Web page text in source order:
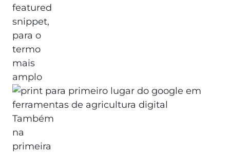
featured
snippet,
para o
termo
mais
amplo
Também
na
primeira